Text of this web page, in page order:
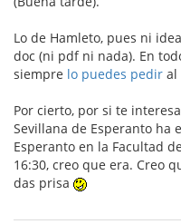
Lo de Hamleto, pues ni
doc (ni pdf ni nada). En
siempre lo puedes pedir al
Por cierto, por si te
Sevillana de Esperanto ha
Esperanto en la Facultad
16:30, creo que era. Creo
das prisa